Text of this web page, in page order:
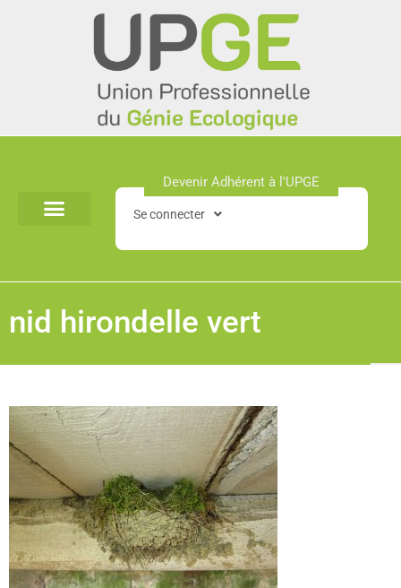
Devenir Adhérent à l'UPGE​
Se connecter
nid hirondelle vert